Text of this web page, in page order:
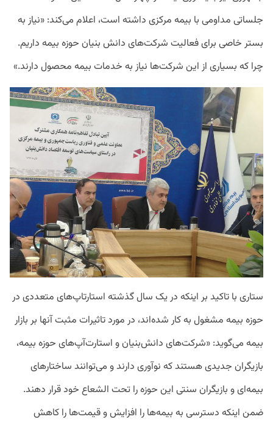
جلساتی مداومی با بیمه مرکزی داشته است، اعلام می‌کند: «نیاز به
بستر خاصی برای فعالیت شرکت‌های دانش بنیان‌ حوزه بیمه داریم.
چرا که بسیاری از این شرکت‌ها نیاز به خدمات بیمه محصول دارند.»
ستاری با تاکید بر اینکه در یک سال گذشته استارتاپ‌های متعددی در
حوزه بیمه مشغول به کار شده‌اند، در مورد تاثیرات مثبت آنها بر بازار
بیمه می‌گوید: «شرکت‌های دانش‌بنیان و استارت‌آپ‌های حوزه بیمه،
بازیگران جدیدی هستند که نوآوری دارند و می‌توانند ساختارهای
بیمه‌ای و بازیگران سنتی این حوزه را تحت الشعاع خود قرار دهند.
ضمن اینکه دسترسی‌ به بیمه‌ها را افزایش و قیمت‌ها را کاهش